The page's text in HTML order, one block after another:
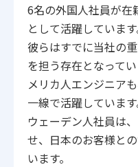
6名の外国人社員が在
として活躍しています
彼らはすでに当社の
を担う存在となって
メリカ人エンジニア
一線で活躍していま
ウェーデン人社員は
せ、日本のお客様と
います。